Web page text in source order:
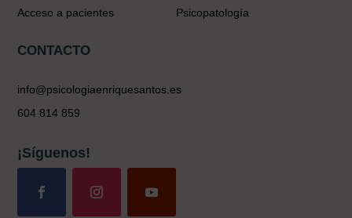
Acceso a pacientes
Psicopatología
CONTACTO
info@psicologiaenriquesantos.es
604 814 859
¡Síguenos!